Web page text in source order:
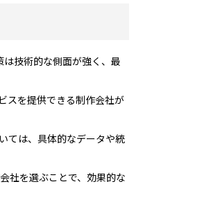
技術的な側面が強く、最
スを提供できる制作会社が
ては、具体的なデータや統
社を選ぶことで、効果的な